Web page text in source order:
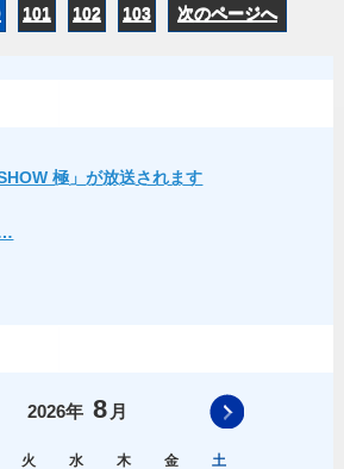
101 102 103 次のページへ
極」が放送されます
2026年 8 月
火 水 木 金 土
次の月へ